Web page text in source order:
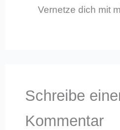
Vernetze dich mit
Schreibe
Kommentar